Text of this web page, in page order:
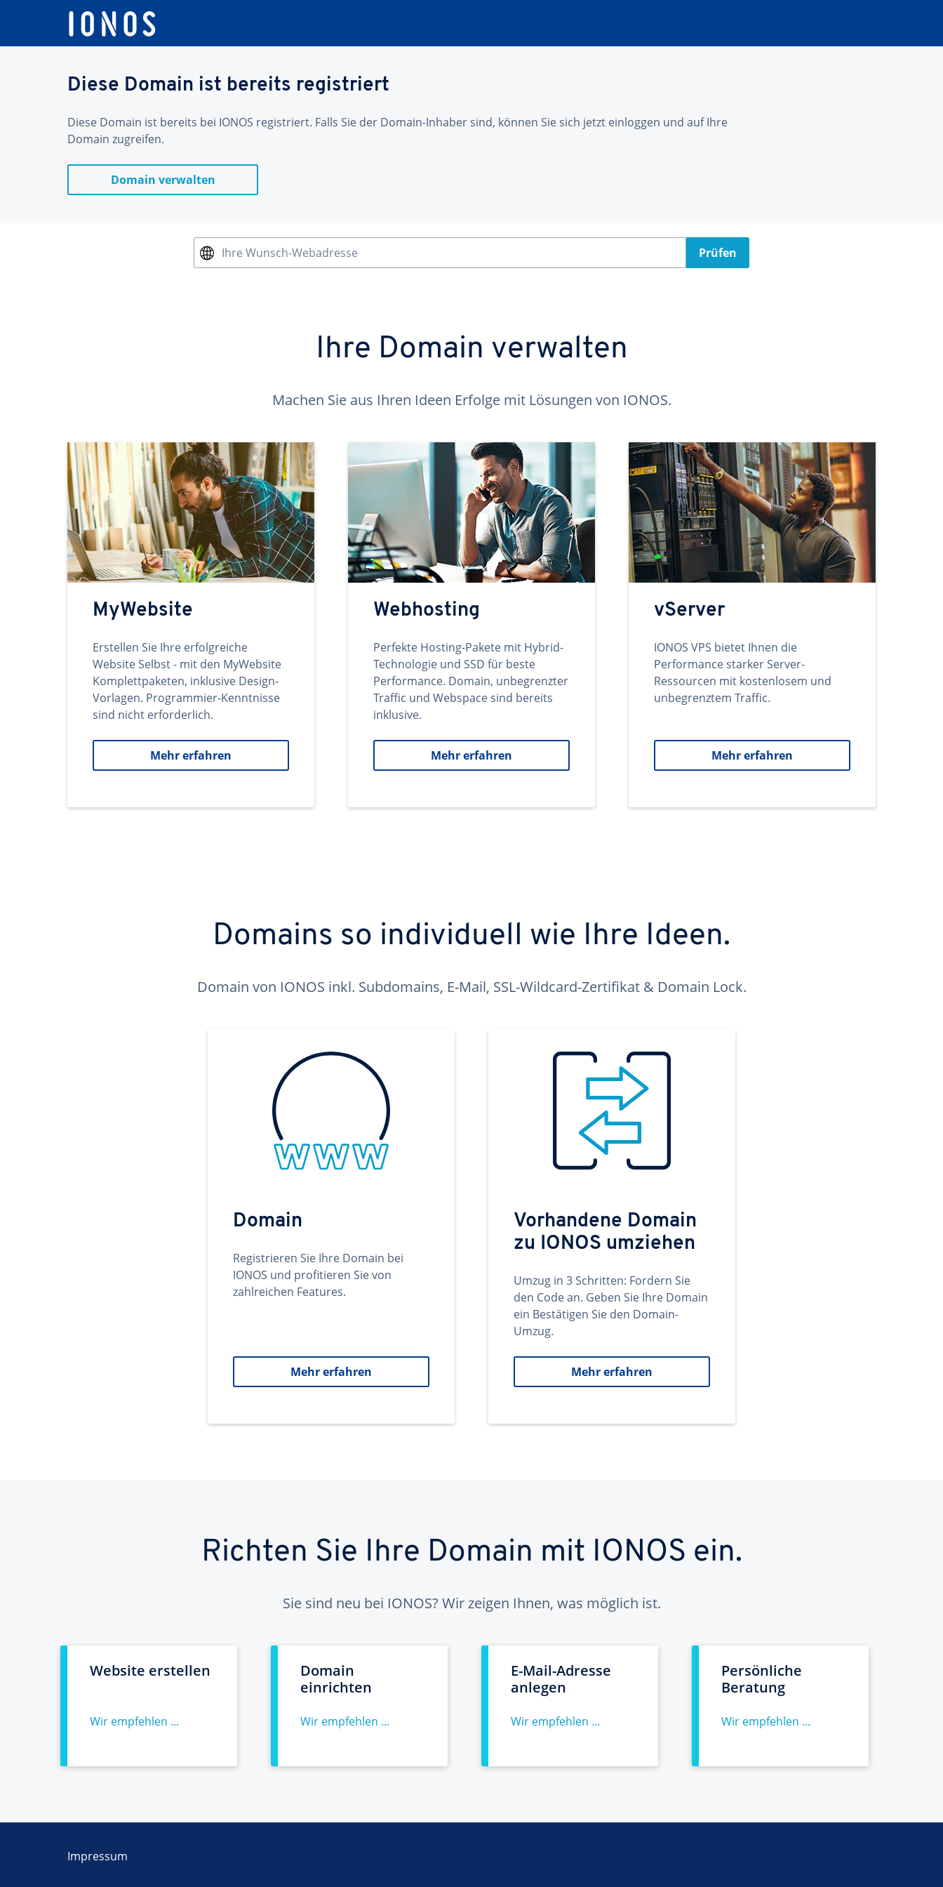
Diese Domain ist bereits registriert
Diese Domain ist bereits bei IONOS registriert. Falls Sie der Domain-Inhaber sind, können Sie sich jetzt einloggen und auf Ihre
Domain zugreifen.
Domain verwalten
Ihre Wunsch-Webadresse Prüfen
Ihre Domain verwalten
Machen Sie aus Ihren Ideen Erfolge mit Lösungen von IONOS.
MyWebsite
Erstellen Sie Ihre erfolgreiche
Website Selbst - mit den MyWebsite
Komplettpaketen, inklusive Design-
Vorlagen. Programmier-Kenntnisse
sind nicht erforderlich.
Mehr erfahren
Webhosting
Perfekte Hosting-Pakete mit Hybrid-
Technologie und SSD für beste
Performance. Domain, unbegrenzter
Traffic und Webspace sind bereits
inklusive.
Mehr erfahren
vServer
IONOS VPS bietet Ihnen die
Performance starker Server-
Ressourcen mit kostenlosem und
unbegrenztem Traffic.
Mehr erfahren
Domains so individuell wie Ihre Ideen.
Domain von IONOS inkl. Subdomains, E-Mail, SSL-Wildcard-Zertifikat & Domain Lock.
Domain
Registrieren Sie Ihre Domain bei
IONOS und profitieren Sie von
zahlreichen Features.
Mehr erfahren
Vorhandene Domain
zu IONOS umziehen
Umzug in 3 Schritten: Fordern Sie
den Code an. Geben Sie Ihre Domain
ein Bestätigen Sie den Domain-
Umzug.
Mehr erfahren
Richten Sie Ihre Domain mit IONOS ein.
Sie sind neu bei IONOS? Wir zeigen Ihnen, was möglich ist.
Website erstellen
Wir empfehlen ...
Domain
einrichten
Wir empfehlen ...
E-Mail-Adresse
anlegen
Wir empfehlen ...
Persönliche
Beratung
Wir empfehlen ...
Impressum